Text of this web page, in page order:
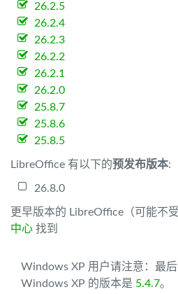
26.2.5
26.2.4
26.2.3
26.2.2
26.2.1
26.2.0
25.8.7
25.8.6
25.8.5
LibreOffice 有以下的预发布版本:
26.8.0
更早版本的 LibreOffice（可能不
中心 找到
Windows XP 用户请注意：最
Windows XP 的版本是 5.4.7。